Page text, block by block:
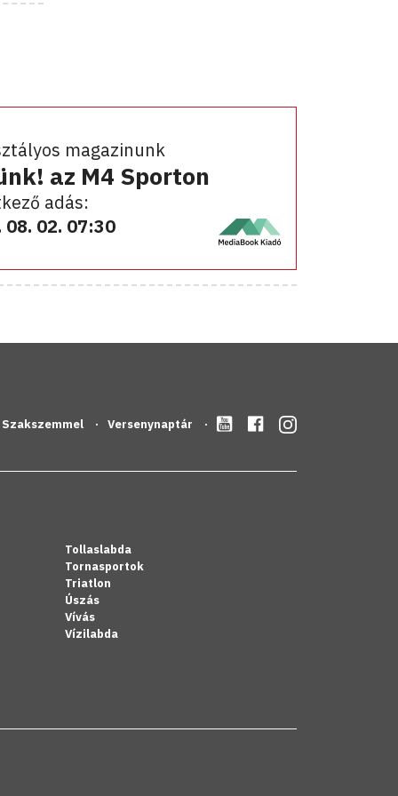
magazinunk
az M4 Sporton
adás:
08. 02. 07:30
Szakszemmel Versenynaptár
Tollaslabda
Tornasportok
Triatlon
Úszás
Vívás
Vízilabda